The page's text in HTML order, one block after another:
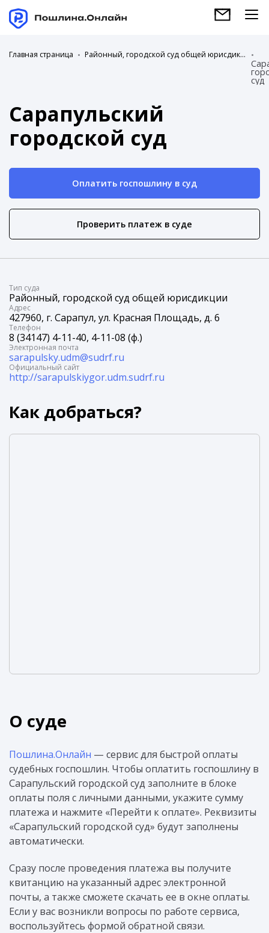
Главная страница Районный, городской суд общей юрисдикции
суд
Сарапульский
городской суд
Оплатить госпошлину в суд
Проверить платеж в суде
Tип суда
Районный, городской суд общей юрисдикции
Адрес
427960, г. Сарапул, ул. Красная Площадь, д. 6
Телефон
8 (34147) 4-11-40, 4-11-08 (ф.)
Электронная почта
sarapulsky.udm@sudrf.ru
Официальный сайт
http://sarapulskiygor.udm.sudrf.ru
Как добраться?
О суде
Пошлина.Онлайн — сервис для быстрой оплаты
судебных госпошлин. Чтобы оплатить госпошлину в
Сарапульский городской суд заполните в блоке
оплаты поля с личными данными, укажите сумму
платежа и нажмите «Перейти к оплате». Реквизиты
«Сарапульский городской суд» будут заполнены
автоматически.
Сразу после проведения платежа вы получите
квитанцию на указанный адрес электронной
почты, а также сможете скачать ее в окне оплаты.
Если у вас возникли вопросы по работе сервиса,
воспользуйтесь формой обратной связи.